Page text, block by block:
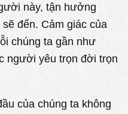
này, tận hưởng
đến. Cảm giác của
chúng ta gần như
người yêu trọn đời trọn
của chúng ta không